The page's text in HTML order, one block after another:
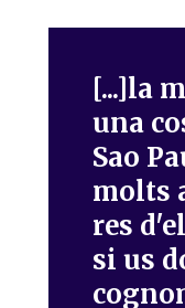
[...]la
una
Sao
molts
res
si us